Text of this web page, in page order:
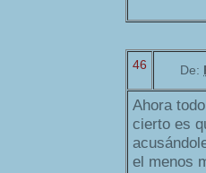
46 De:
Ahora
cierto es
el menos